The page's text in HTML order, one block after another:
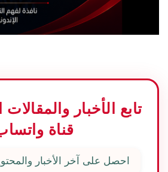
تابع الأخبار
قناة
احصل على آخر الأخبار